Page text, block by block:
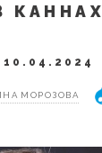
КАННАХ
10.04.2024
МОРОЗОВА